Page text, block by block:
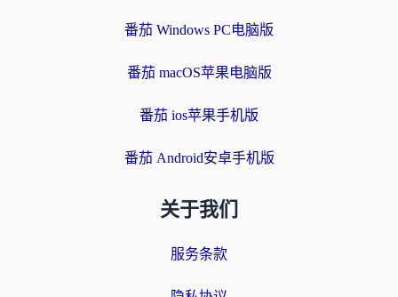
番茄 Windows PC电脑版
番茄 macOS苹果电脑版
番茄 ios苹果手机版
番茄 Android安卓手机版
关于我们
服务条款